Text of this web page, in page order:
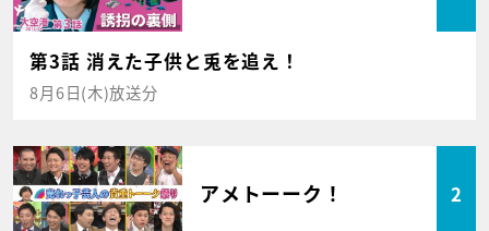
第3話 消えた子供と兎を追え！
8月6日(木)放送分
アメトーーク！ 2